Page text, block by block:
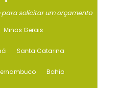
para solicitar um orçamento
Minas Gerais
Santa Catarina
Bahia